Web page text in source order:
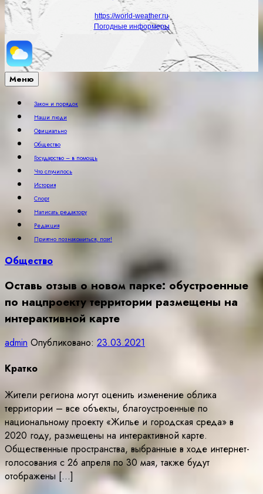
https://world-weather.ru
Погодные информеры
Меню
Закон и порядок
Наши люди
Официально
Общество
Государство – в помощь
Что случилось
История
Спорт
Написать редактору
Редакция
Приятно познакомиться, поэт!
Общество
Оставь отзыв о новом парке: обустроенные
по нацпроекту территории размещены на
интерактивной карте
admin Опубликовано: 23.03.2021
Кратко
Жители региона могут оценить изменение облика
территории – все объекты, благоустроенные по
национальному проекту «Жилье и городская среда» в
2020 году, размещены на интерактивной карте.
Общественные пространства, выбранные в ходе интернет-
голосования с 26 апреля по 30 мая, также будут
отображены […]